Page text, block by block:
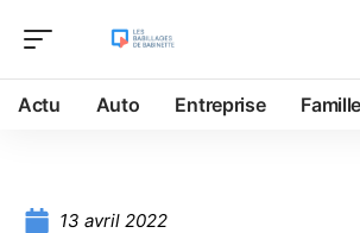
Actu Auto Entreprise Famille
13 avril 2022